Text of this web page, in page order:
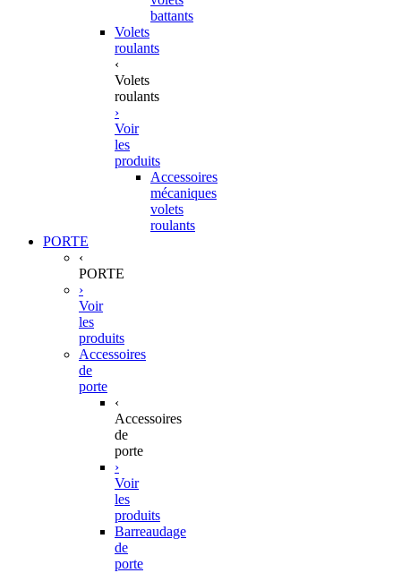
battants
Volets
roulants
‹
Volets
roulants
›
Voir
les
produits
Accessoires
mécaniques
volets
roulants
PORTE
‹
PORTE
›
Voir
les
produits
Accessoires
de
porte
‹
Accessoires
de
porte
›
Voir
les
produits
Barreaudage
de
porte